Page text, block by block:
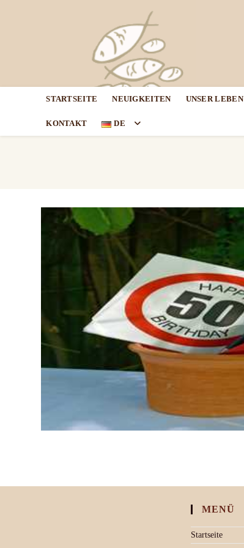
STARTSEITE NEUIGKEITEN UNSER LEBEN
KONTAKT DE
MENÜ
Startseite